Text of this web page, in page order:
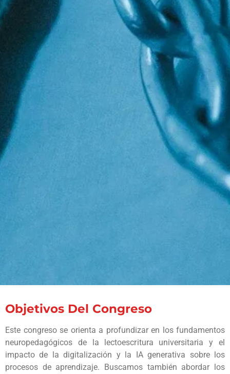
Objetivos Del Congreso
Este congreso se orienta a profundizar en los fundamentos
neuropedagógicos de la lectoescritura universitaria y el
impacto de la digitalización y la IA generativa sobre los
procesos de aprendizaje. Buscamos también abordar los